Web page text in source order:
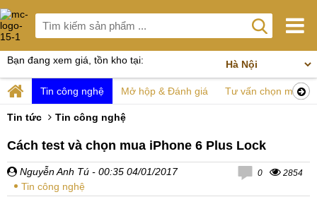
Bạn đang xem giá, tồn kho tại:
Tin công nghệ Mở hộp & Đánh giá Tư vấn chọn mua
Tin tức Tin công nghệ
Cách test và chọn mua iPhone 6 Plus Lock
Nguyễn Anh Tú - 00:35 04/01/2017
Tin công nghệ
0 2854